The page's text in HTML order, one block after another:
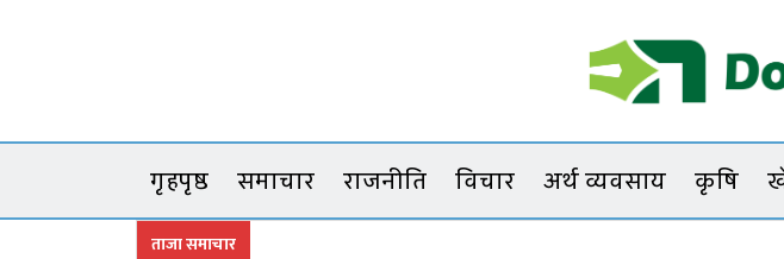
गृहपृष्ठ समाचार राजनीति विचार अर्थ व्यवसाय कृषि
ताजा समाचार